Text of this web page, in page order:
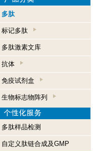
多肽
标记多肽
多肽激素文库
抗体
免疫试剂盒
生物标志物阵列
多肽样品检测
自定义肽链合成及GMP